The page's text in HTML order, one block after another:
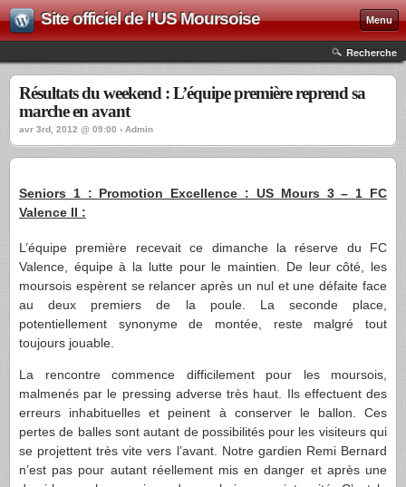
Site officiel de l'US Moursoise Menu
Recherche
Résultats du weekend : L’équipe première reprend sa
marche en avant
avr 3rd, 2012 @ 09:00 › Admin
Seniors 1 : Promotion Excellence : US Mours 3 – 1 FC
Valence II :
L’équipe première recevait ce dimanche la réserve du FC
Valence, équipe à la lutte pour le maintien. De leur côté, les
moursois espèrent se relancer après un nul et une défaite face
au deux premiers de la poule. La seconde place,
potentiellement synonyme de montée, reste malgré tout
toujours jouable.
La rencontre commence difficilement pour les moursois,
malmenés par le pressing adverse très haut. Ils effectuent des
erreurs inhabituelles et peinent à conserver le ballon. Ces
pertes de balles sont autant de possibilités pour les visiteurs qui
se projettent très vite vers l’avant. Notre gardien Remi Bernard
n’est pas pour autant réellement mis en danger et après une